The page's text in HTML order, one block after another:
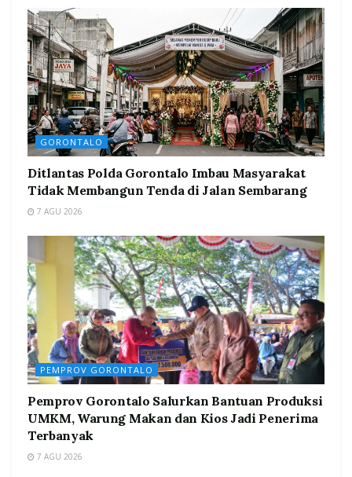
GORONTALO
Ditlantas Polda Gorontalo Imbau Masyarakat
Tidak Membangun Tenda di Jalan Sembarang
7 AGU 2026
PEMPROV GORONTALO
Pemprov Gorontalo Salurkan Bantuan Produksi
UMKM, Warung Makan dan Kios Jadi Penerima
Terbanyak
7 AGU 2026